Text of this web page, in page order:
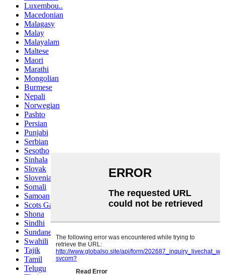
Luxembou..
Macedonian
Malagasy
Malay
Malayalam
Maltese
Maori
Marathi
Mongolian
Burmese
Nepali
Norwegian
Pashto
Persian
Punjabi
Serbian
Sesotho
Sinhala
Slovak
Slovenian
Somali
Samoan
Scots Gaelic
Shona
Sindhi
Sundanese
Swahili
Tajik
Tamil
Telugu